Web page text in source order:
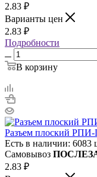
2.83 ₽
Варианты цен
2.83 ₽
Подробности
В корзину
Разъем плоский
Есть в наличии: 6083
Самовывоз
2.83 ₽